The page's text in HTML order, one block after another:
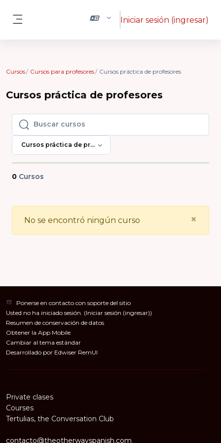
Iniciar sesión (ingresar)
Cursos Cursos para profesores Cursos práctica de profesores
Cursos práctica de profesores
Buscar cursos
Buscar cursos
Cursos práctica de profesores
0 Cursos
×
No se encontró ningún curso
Ponerse en contacto con soporte del sitio
Usted no ha iniciado sesión. (Iniciar sesión (ingresar))
Resumen de conservación de datos
Obtener la App Mobile
Cambiar al tema estándar
Desarrollado por Edwiser RemUI
Private clases
Courses
Tertulias, the Conversation Club
contacto@theotherwayspanish.com